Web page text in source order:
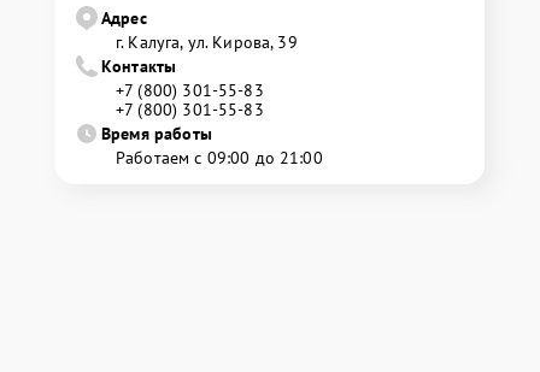
Адрес
г. Калуга, ул. Кирова, 39
Контакты
+7 (800) 301-55-83
+7 (800) 301-55-83
Время работы
Работаем с 09:00 до 21:00